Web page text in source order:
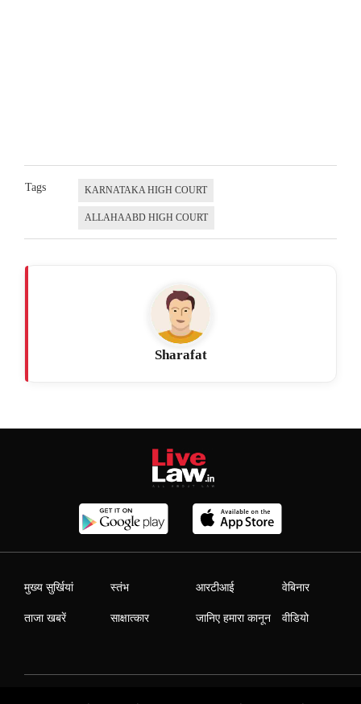
Tags KARNATAKA HIGH COURT
ALLAHAABD HIGH COURT
Sharafat
मुख्य सुर्खियां
ताजा खबरें
स्तंभ
साक्षात्कार
आरटीआई
जानिए हमारा कानून
वेबिनार
वीडियो